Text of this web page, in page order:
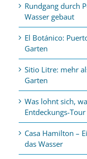
Rundgang durch
Wasser gebaut
El Botánico:
Garten
Sitio Litre: mehr
Garten
Was lohnt sich,
Entdeckungs-
Casa Hamilton –
das Wasser